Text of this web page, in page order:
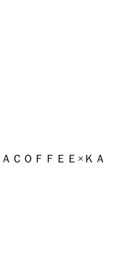
ＣＯＦＦＥＥ×ＫＡ